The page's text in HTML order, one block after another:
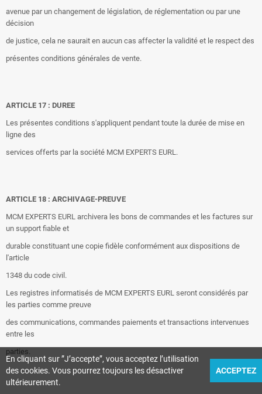
avenue par un changement de législation, de réglementation ou par une
décision
de justice, cela ne saurait en aucun cas affecter la validité et le respect des
présentes conditions générales de vente.
ARTICLE 17 : DUREE
Les présentes conditions s'appliquent pendant toute la durée de mise en
ligne des
services offerts par la société MCM EXPERTS EURL.
ARTICLE 18 : ARCHIVAGE-PREUVE
MCM EXPERTS EURL archivera les bons de commandes et les factures sur
un support fiable et
durable constituant une copie fidèle conformément aux dispositions de
l'article
1348 du code civil.
Les registres informatisés de MCM EXPERTS EURL seront considérés par
les parties comme preuve
des communications, commandes paiements et transactions intervenues
entre les
parties.
En cliquant sur ”J’accepte”, vous acceptez l’utilisation
des cookies. Vous pourrez toujours les désactiver
ultérieurement.
ACCEPTEZ